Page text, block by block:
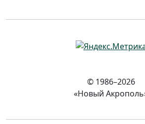
© 1986–2026
«Новый